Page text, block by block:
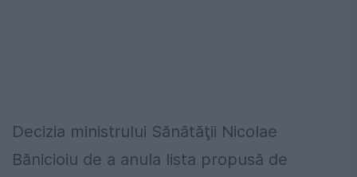
Decizia ministrului Sănătăţii Nicolae
Bănicioiu de a anula lista propusă de